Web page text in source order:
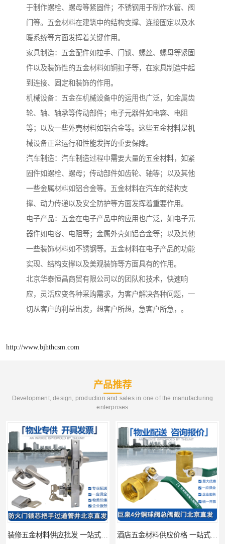
于制作螺栓、螺母等紧固件；不锈钢用于制作水管、阀
门等。五金材料在建筑中的结构支撑、连接固定以及水
暖系统等方面发挥着关键作用。
家具制造：五金配件如拉手、门锁、螺丝、螺母等紧固
件以及装饰性的五金材料如铜扣子等，在家具制造中起
到连接、固定和装饰的作用。
机械设备：五金在机械设备中的运用也广泛，如金属齿
轮、轴、轴承等传动部件；电子元器件如电容、电阻
等；以及一些外壳材料如铝合金等。这些五金材料是机
械设备正常运行和性能发挥的重要保障。
汽车制造：汽车制造过程中需要大量的五金材料，如紧
固件如螺栓、螺母；传动部件如齿轮、轴等；以及其他
一些金属材料如铝合金等。五金材料在汽车的结构支
撑、动力传递以及安全防护等方面发挥着重要作用。
电子产品：五金在电子产品中的应用也广泛，如电子元
器件如电容、电阻等；金属外壳如铝合金等；以及其他
一些装饰材料如不锈钢等。五金材料在电子产品的功能
实现、结构支撑以及美观装饰等方面具有的作用。
北京华泰恒昌商贸有限公司以的团队和技术，快速响
应，灵活应变各种采购需求，为客户解决各种问题，一
切从客户的利益出发，想客户所想，急客户所急，。
http://www.bjhthcsm.com
产品推荐
Development, design, production and sales in one of the manufacturing
enterprises